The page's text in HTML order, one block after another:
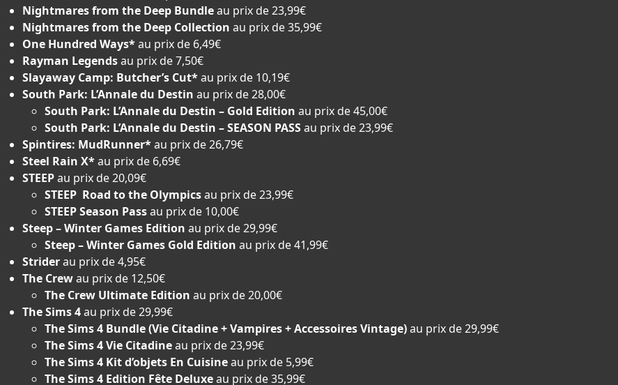
Nightmares from the Deep Bundleau prix de 23,99€
Nightmares from the Deep Collection au prix de 35,99€
One Hundred Ways*au prix de 6,49€
Rayman Legendsau prix de 7,50€
Slayaway Camp: Butcher’s Cut*au prix de 10,19€
South Park: L’Annale du Destin au prix de 28,00€
South Park: L’Annale du Destin – Gold Edition au prix de 45,00€
South Park: L’Annale du Destin – SEASON PASSau prix de 23,99€
Spintires: MudRunner*au prix de 26,79€
Steel Rain X*au prix de 6,69€
STEEPau prix de 20,09€
STEEP Road to the Olympicsau prix de 23,99€
STEEP Season Passau prix de 10,00€
Steep – Winter Games Edition au prix de 29,99€
Steep – Winter Games Gold Edition au prix de 41,99€
Striderau prix de 4,95€
The Crewau prix de 12,50€
The Crew Ultimate Edition au prix de 20,00€
The Sims 4au prix de 29,99€
The Sims 4 Bundle (Vie Citadine + Vampires + Accessoires Vintage)au prix de 29,99€
The Sims 4 Vie Citadineau prix de 23,99€
The Sims 4 Kit d’objets En Cuisineau prix de 5,99€
The Sims 4 Edition Fête Deluxeau prix de 35,99€